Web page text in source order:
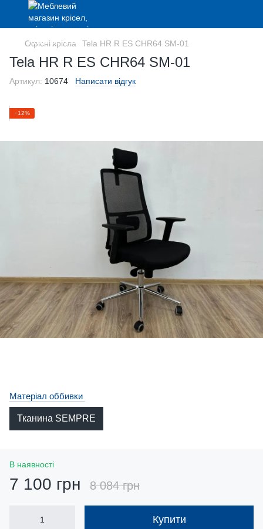
Офісні крісла Tela HR R ES CHR64 SM-01
Tela HR R ES CHR64 SM-01
Артикул: 10674 Написати відгук
−12%
Матеріал оббивки
Тканина SEMPRE
В наявності
7 100 грн 8 084 грн
Купити